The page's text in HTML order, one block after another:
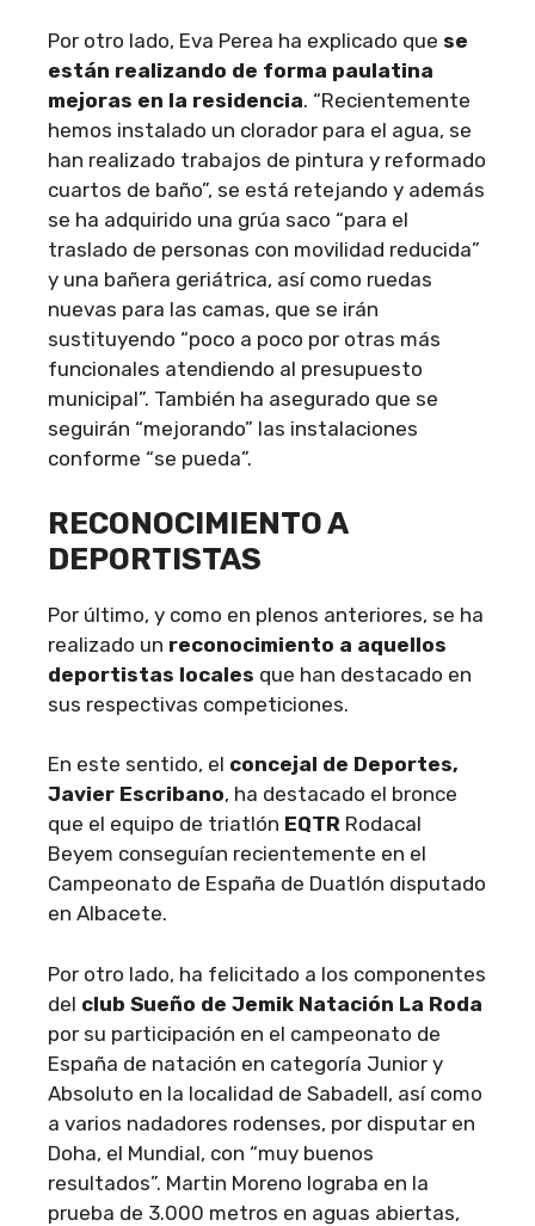
Por otro lado, Eva Perea ha explicado que se
están realizando de forma paulatina
mejoras en la residencia. “Recientemente
hemos instalado un clorador para el agua, se
han realizado trabajos de pintura y reformado
cuartos de baño”, se está retejando y además
se ha adquirido una grúa saco “para el
traslado de personas con movilidad reducida”
y una bañera geriátrica, así como ruedas
nuevas para las camas, que se irán
sustituyendo “poco a poco por otras más
funcionales atendiendo al presupuesto
municipal”. También ha asegurado que se
seguirán “mejorando” las instalaciones
conforme “se pueda”.
RECONOCIMIENTO A
DEPORTISTAS
Por último, y como en plenos anteriores, se ha
realizado un reconocimiento a aquellos
deportistas locales que han destacado en
sus respectivas competiciones.
En este sentido, el concejal de Deportes,
Javier Escribano, ha destacado el bronce
que el equipo de triatlón EQTR Rodacal
Beyem conseguían recientemente en el
Campeonato de España de Duatlón disputado
en Albacete.
Por otro lado, ha felicitado a los componentes
del club Sueño de Jemik Natación La Roda
por su participación en el campeonato de
España de natación en categoría Junior y
Absoluto en la localidad de Sabadell, así como
a varios nadadores rodenses, por disputar en
Doha, el Mundial, con “muy buenos
resultados”. Martin Moreno lograba en la
prueba de 3.000 metros en aguas abiertas,